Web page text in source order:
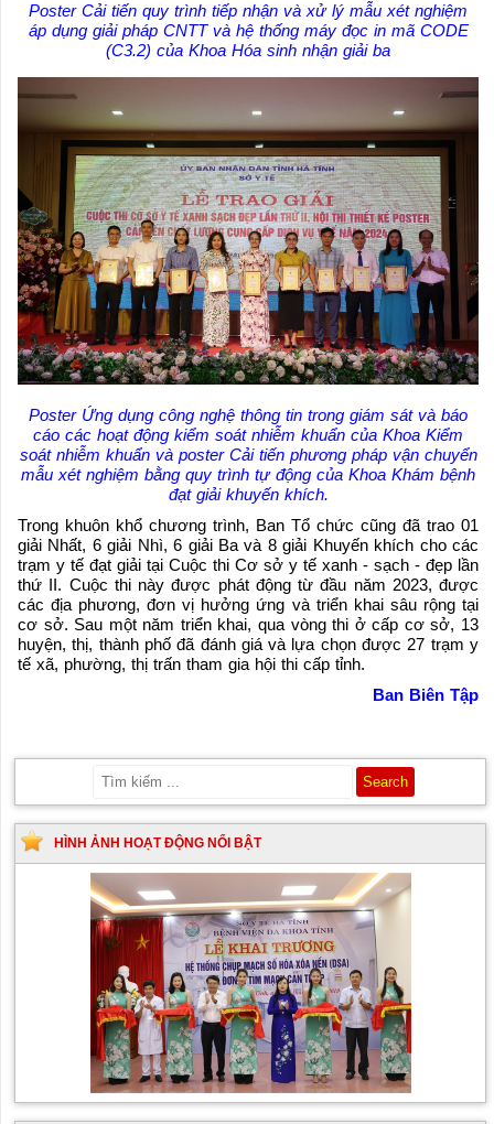
Poster Cải tiến quy trình tiếp nhận và xử lý mẫu xét nghiệm
áp dụng giải pháp CNTT và hệ thống máy đọc in mã CODE
(C3.2) của Khoa Hóa sinh nhận giải ba
Poster Ứng dụng công nghệ thông tin trong giám sát và báo
cáo các hoạt động kiểm soát nhiễm khuẩn của Khoa Kiểm
soát nhiễm khuẩn và poster Cải tiến phương pháp vận chuyển
mẫu xét nghiệm bằng quy trình tự động của Khoa Khám bệnh
đạt giải khuyến khích.
Trong khuôn khổ chương trình, Ban Tổ chức cũng đã trao 01
giải Nhất, 6 giải Nhì, 6 giải Ba và 8 giải Khuyến khích cho các
trạm y tế đạt giải tại Cuộc thi Cơ sở y tế xanh - sạch - đẹp lần
thứ II. Cuộc thi này được phát động từ đầu năm 2023, được
các địa phương, đơn vị hưởng ứng và triển khai sâu rộng tại
cơ sở. Sau một năm triển khai, qua vòng thi ở cấp cơ sở, 13
huyện, thị, thành phố đã đánh giá và lựa chọn được 27 trạm y
tế xã, phường, thị trấn tham gia hội thi cấp tỉnh.
Ban Biên Tập
HÌNH ẢNH HOẠT ĐỘNG NỔI BẬT